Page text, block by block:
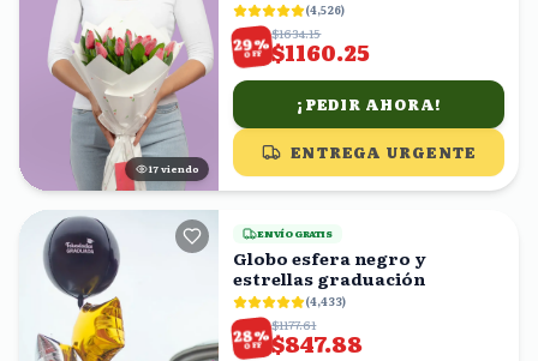
16 viendo
(4,526)
29%
OFF
$1634.15
$1160.25
¡PEDIR AHORA!
ENTREGA URGENTE
ENVÍO GRATIS
Globo esfera negro y
estrellas graduación
(4,433)
28%
OFF
$1177.61
$847.88